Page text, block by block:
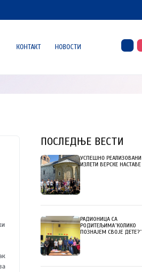
КОНТАКТ НОВОСТИ
ПОСЛЕДЊЕ ВЕСТИ
УСПЕШНО РЕАЛИЗОВАНИ
ИЗЛЕТИ ВЕРСКЕ НАСТАВЕ
РАДИОНИЦА СА
РОДИТЕЉИМА”КОЛИКО
ПОЗНАЈЕМ СВОЈЕ ДЕТЕ?”